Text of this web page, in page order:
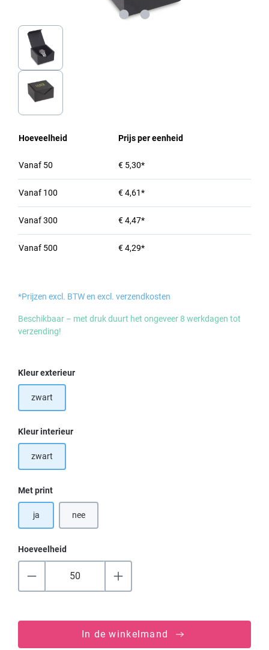
Hoeveelheid Prijs per eenheid
Vanaf 50 € 5,30*
Vanaf 100 € 4,61*
Vanaf300 € 4,47*
Vanaf 500 € 4,29*
*Prijzen excl. BTW en excl. verzendkosten
Beschikbaar – met druk duurt het ongeveer 8 werkdagen tot
verzending!
Selecteer
Kleur exterieur
zwart
Selecteer
Kleur interieur
zwart
Selecteer
Met print
ja nee
Hoeveelheid
In de winkelmand